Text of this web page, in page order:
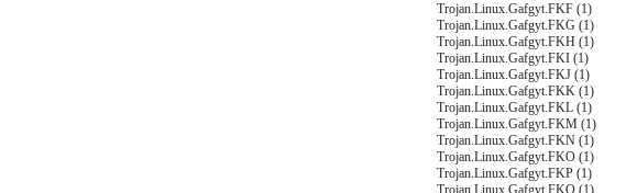
Trojan.Linux.Gafgyt.FKF (1)
Trojan.Linux.Gafgyt.FKG (1)
Trojan.Linux.Gafgyt.FKH (1)
Trojan.Linux.Gafgyt.FKI (1)
Trojan.Linux.Gafgyt.FKJ (1)
Trojan.Linux.Gafgyt.FKK (1)
Trojan.Linux.Gafgyt.FKL (1)
Trojan.Linux.Gafgyt.FKM (1)
Trojan.Linux.Gafgyt.FKN (1)
Trojan.Linux.Gafgyt.FKO (1)
Trojan.Linux.Gafgyt.FKP (1)
Trojan.Linux.Gafgyt.FKQ (1)